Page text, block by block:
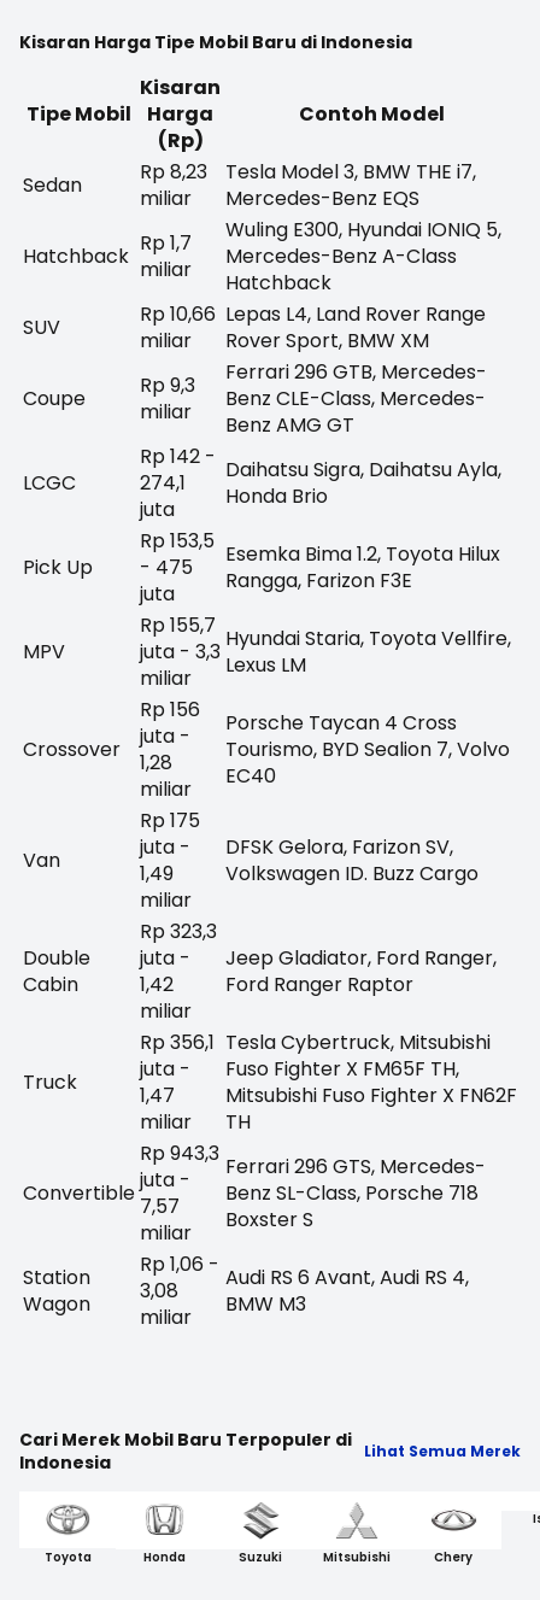
Kisaran Harga Tipe Mobil Baru di Indonesia
Tipe Mobil
Kisaran
Harga
(Rp)
Contoh Model
Sedan
Rp 8,23
miliar
Tesla Model 3, BMW THE i7,
Mercedes-Benz EQS
Hatchback Rp 1,7
miliar
Wuling E300, Hyundai IONIQ 5,
Mercedes-Benz A-Class
Hatchback
SUV
Rp 10,66
miliar
Lepas L4, Land Rover Range
Rover Sport, BMW XM
Coupe
Rp 9,3
miliar
Ferrari 296 GTB, Mercedes-
Benz CLE-Class, Mercedes-
Benz AMG GT
LCGC
Rp 142 -
274,1
juta
Daihatsu Sigra, Daihatsu Ayla,
Honda Brio
Pick Up
Rp 153,5
- 475
juta
Esemka Bima 1.2, Toyota Hilux
Rangga, Farizon F3E
MPV
Rp 155,7
juta - 3,3
miliar
Hyundai Staria, Toyota Vellfire,
Lexus LM
Crossover
Rp 156
juta -
1,28
miliar
Porsche Taycan 4 Cross
Tourismo, BYD Sealion 7, Volvo
EC40
Van
Rp 175
juta -
1,49
miliar
DFSK Gelora, Farizon SV,
Volkswagen ID. Buzz Cargo
Double
Cabin
Rp 323,3
juta -
1,42
miliar
Jeep Gladiator, Ford Ranger,
Ford Ranger Raptor
Truck
Rp 356,1
juta -
1,47
miliar
Tesla Cybertruck, Mitsubishi
Fuso Fighter X FM65F TH,
Mitsubishi Fuso Fighter X FN62F
TH
Convertible
Rp 943,3
juta -
7,57
miliar
Ferrari 296 GTS, Mercedes-
Benz SL-Class, Porsche 718
Boxster S
Station
Wagon
Rp 1,06 -
3,08
miliar
Audi RS 6 Avant, Audi RS 4,
BMW M3
Cari Merek Mobil Baru Terpopuler di
Indonesia
Lihat Semua Merek
Toyota Honda Suzuki Mitsubishi Chery